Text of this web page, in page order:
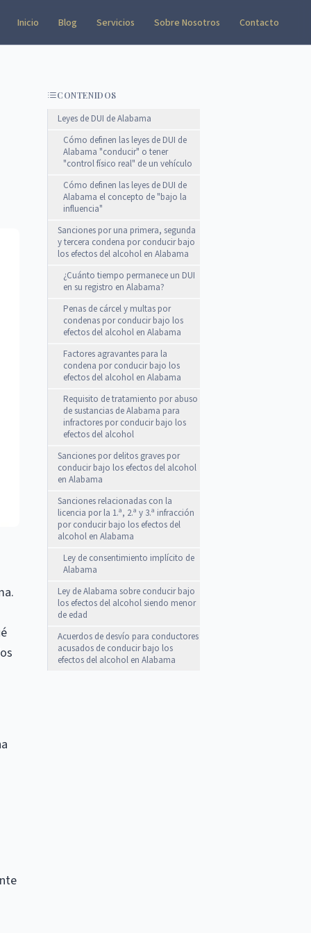
Inicio Blog Servicios Sobre Nosotros Contacto
CONTENIDOS
Leyes de DUI de Alabama
Cómo definen las leyes de DUI de
Alabama "conducir" o tener
"control físico real" de un vehículo
Cómo definen las leyes de DUI de
Alabama el concepto de "bajo la
influencia"
Sanciones por una primera, segunda
y tercera condena por conducir bajo
los efectos del alcohol en Alabama
¿Cuánto tiempo permanece un DUI
en su registro en Alabama?
Penas de cárcel y multas por
condenas por conducir bajo los
efectos del alcohol en Alabama
Factores agravantes para la
condena por conducir bajo los
efectos del alcohol en Alabama
Requisito de tratamiento por abuso
de sustancias de Alabama para
infractores por conducir bajo los
efectos del alcohol
Sanciones por delitos graves por
conducir bajo los efectos del alcohol
en Alabama
Sanciones relacionadas con la
licencia por la 1.ª, 2.ª y 3.ª infracción
por conducir bajo los efectos del
alcohol en Alabama
Ley de consentimiento implícito de
Alabama
Ley de Alabama sobre conducir bajo
los efectos del alcohol siendo menor
de edad
Acuerdos de desvío para conductores
acusados ​​de conducir bajo los
efectos del alcohol en Alabama